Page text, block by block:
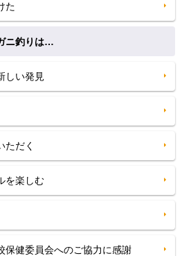
た
ニ釣りは…
しい発見
だく
を楽しむ
健委員会へのご協力に感謝